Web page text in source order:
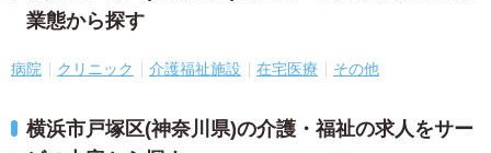
業態から探す
病院 クリニック 介護福祉施設 在宅医療 その他
横浜市戸塚区(神奈川県)の介護・福祉の求人をサー